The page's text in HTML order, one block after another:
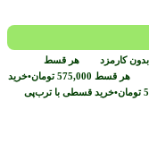
کارمزد
هر قسط
هر قسط 575,000 تومان•خرید
تومان•خرید قسطی با ترب‌پی